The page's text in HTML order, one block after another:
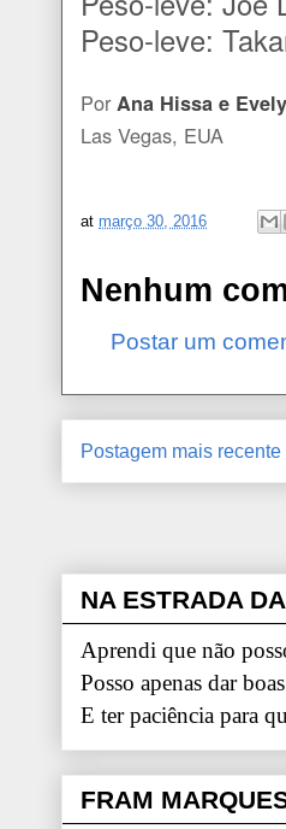
Peso-leve:
PorAna Hissa e
Las Vegas, EUA
at março 30, 2016
Nenhum
Postar um
Postagem mais recente
NA ESTRADA
Aprendi que não
Posso apenas dar
E ter paciência para
FRAM